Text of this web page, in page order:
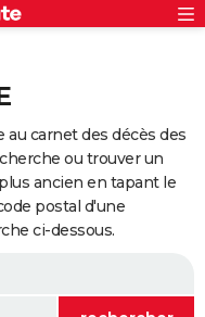
carnet des décès des
ou trouver un
ancien en tapant le
postal d'une
ci-dessous.